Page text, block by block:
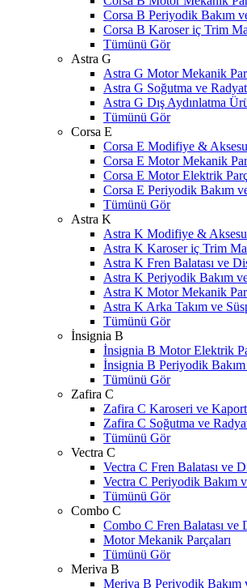
Corsa B Periyodik Bakım
Corsa B Karoser iç Trim
Tümünü Gör
Astra G
Astra G Motor Mekanik
Astra G Soğutma ve
Astra G Dış Aydınlatma
Tümünü Gör
Corsa E
Corsa E Modifiye &
Corsa E Motor Mekanik
Corsa E Motor Elektrik
Corsa E Periyodik Bakım
Tümünü Gör
Astra K
Astra K Modifiye &
Astra K Karoser iç Trim
Astra K Fren Balatası ve
Astra K Periyodik Bakım
Astra K Motor Mekanik
Astra K Arka Takım ve
Tümünü Gör
İnsignia B
İnsignia B Motor Elektrik
İnsignia B Periyodik
Tümünü Gör
Zafira C
Zafira C Karoseri ve
Zafira C Soğutma ve
Tümünü Gör
Vectra C
Vectra C Fren Balatası ve
Vectra C Periyodik Bakım
Tümünü Gör
Combo C
Combo C Fren Balatası ve
Motor Mekanik Parçaları
Tümünü Gör
Meriva B
Meriva B Periyodik Bakım